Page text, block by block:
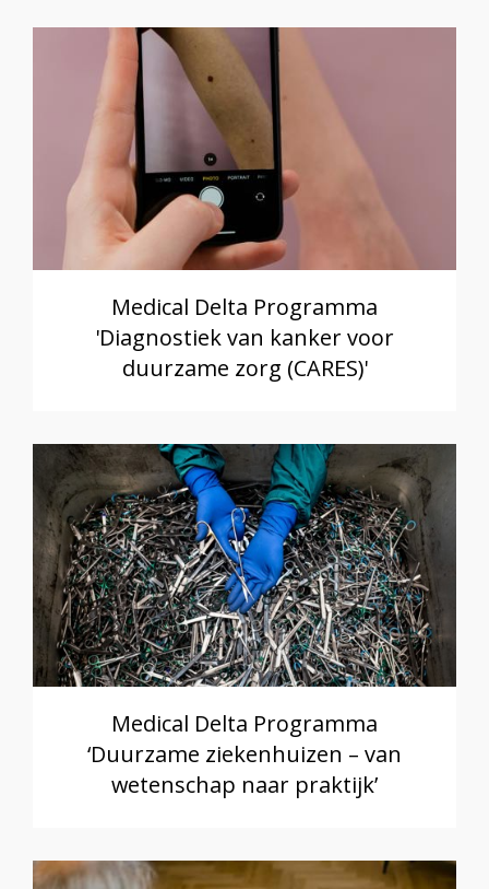
Medical Delta Programma
'Diagnostiek van kanker voor
duurzame zorg (CARES)'
Medical Delta Programma
‘Duurzame ziekenhuizen – van
wetenschap naar praktijk’